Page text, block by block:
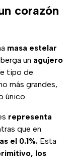
corazón
masa estelar
un agujero
tipo de
más grandes,
único.
representa
que en
el 0.1%. Esta
los